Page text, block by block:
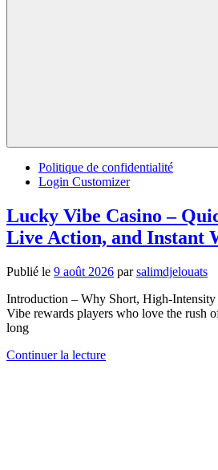
Politique de confidentialité
Login Customizer
Lucky Vibe Casino –
Live Action, and Instant
Publié le 9 août 2026 parsalimdjelouats
Introduction – Why Short,
Vibe rewards players who love the rush
long
Continuer la lecture